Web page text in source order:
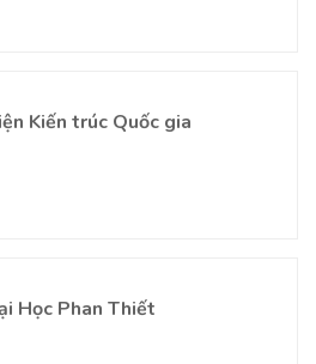
Kiến trúc Quốc gia
Học Phan Thiết